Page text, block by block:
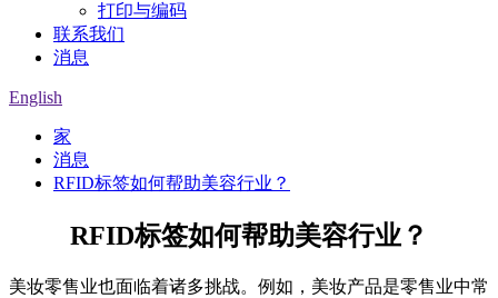
打印与编码
联系我们
消息
English
家
消息
RFID标签如何帮助美容行业？
RFID标签如何帮助美容行业？
美妆零售业也面临着诸多挑战。例如，美妆产品是零售业中常